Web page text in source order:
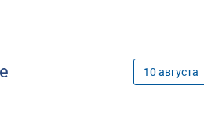
10августа